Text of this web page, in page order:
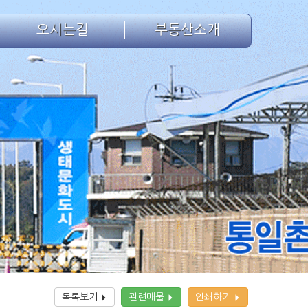
오시는길 부동산소개
목록보기 관련매물 인쇄하기